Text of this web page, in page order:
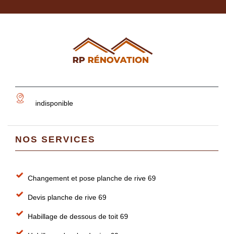
indisponible
NOS SERVICES
Changement et pose planche de rive 69
Devis planche de rive 69
Habillage de dessous de toit 69